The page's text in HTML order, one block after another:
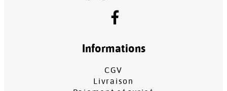
Informations
CGV
Livraison